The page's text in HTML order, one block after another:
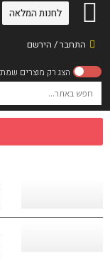
התחבר / הירשם
לחנות המלאה